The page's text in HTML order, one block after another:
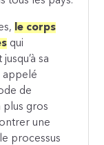
le corps
qui
sa
appelé
de
plus gros
une
processus